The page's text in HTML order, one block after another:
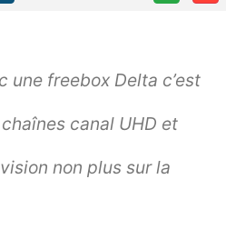
une freebox Delta c’est
chaînes canal UHD et
non plus sur la